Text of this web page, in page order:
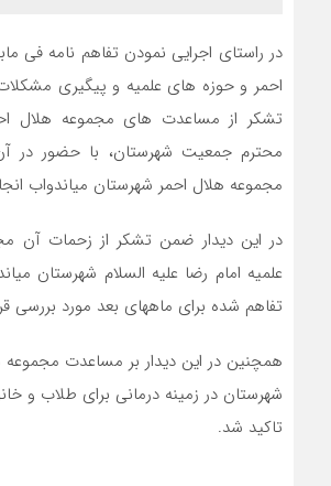
در راستای اجرایی نمودن تفاهم نامه فی
احمر و حوزه های علمیه و پیگیری
تشکر از مساعدت های مجموعه هلال
محترم جمعیت شهرستان، با حضور در آن
مجموعه هلال احمر شهرستان میاندواب
در این دیدار ضمن تشکر از زحمات آن
علمیه امام رضا علیه السلام شهرستان
تفاهم شده برای ماههای بعد مورد بررسی
همچنین در این دیدار بر مساعدت مجموعه
شهرستان در زمینه درمانی برای طلاب و
تاکید شد.